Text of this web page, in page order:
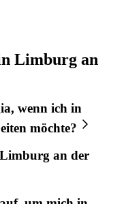
Limburg an
, wenn ich in
möchte?
Limburg an der